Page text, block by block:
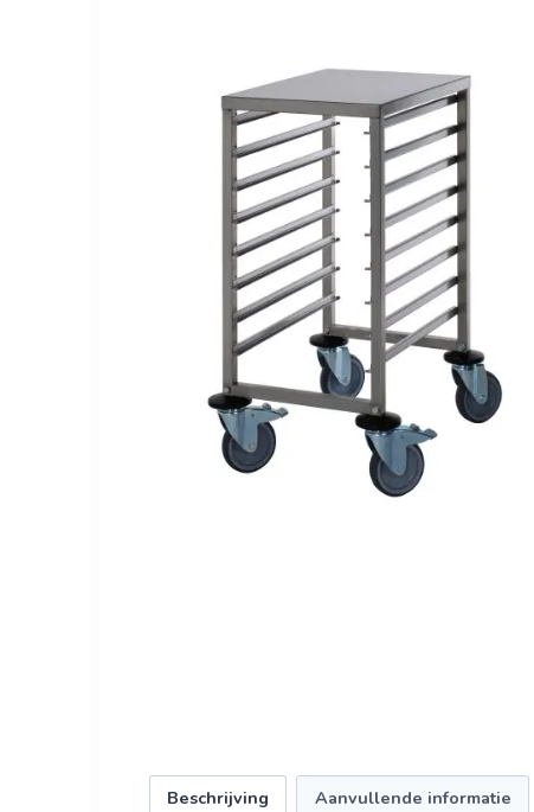
Beschrijving Aanvullende informatie